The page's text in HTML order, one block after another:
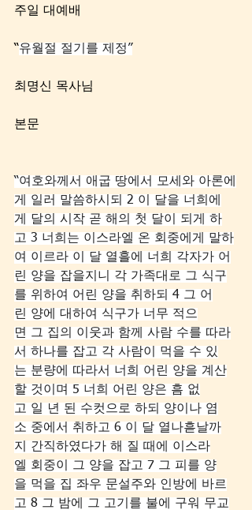
주일 대예배
“유월절 절기를 제정”
최명신 목사님
본문
“여호와께서 애굽 땅에서 모세와 아론에
게 일러 말씀하시되 2 이 달을 너희에
게 달의 시작 곧 해의 첫 달이 되게 하
고 3 너희는 이스라엘 온 회중에게 말하
여 이르라 이 달 열흘에 너희 각자가 어
린 양을 잡을지니 각 가족대로 그 식구
를 위하여 어린 양을 취하되 4 그 어
린 양에 대하여 식구가 너무 적으
면 그 집의 이웃과 함께 사람 수를 따라
서 하나를 잡고 각 사람이 먹을 수 있
는 분량에 따라서 너희 어린 양을 계산
할 것이며 5 너희 어린 양은 흠 없
고 일 년 된 수컷으로 하되 양이나 염
소 중에서 취하고 6 이 달 열나흗날까
지 간직하였다가 해 질 때에 이스라
엘 회중이 그 양을 잡고 7 그 피를 양
을 먹을 집 좌우 문설주와 인방에 바르
고 8 그 밤에 그 고기를 불에 구워 무교